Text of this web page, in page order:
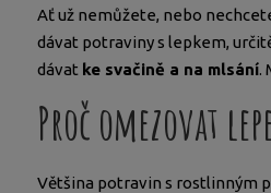
Ať už nemůžete, nebo
dávat potraviny s lepkem,
dávat ke svačině a na mlsání.
Proč omezovat
Většina potravin s rostlinným